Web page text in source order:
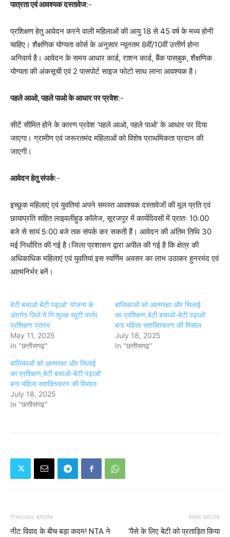
पात्रता एवं आवश्यक दस्तावेज:-
प्रशिक्षण हेतु आवेदन करने वाली महिलाओं की आयु 18 से 45 वर्ष के मध्य होनी
चाहिए। शैक्षणिक योग्यता कोर्स के अनुसार न्यूनतम 8वीं/10वीं उत्तीर्ण होना
अनिवार्य है। आवेदन के समय आधार कार्ड, राशन कार्ड, बैंक पासबुक, शैक्षणिक
योग्यता की अंकसूची एवं 2 पासपोर्ट साइज फोटो साथ लाना आवश्यक है।
पहले आओ, पहले पाओ के आधार पर प्रवेश:-
सीटें सीमित होने के कारण प्रवेश ‘पहले आओ, पहले पाओ‘ के आधार पर दिया
जाएगा। ग्रामीण एवं जरूरतमंद महिलाओं को विशेष प्राथमिकता प्रदान की
जाएगी।
आवेदन हेतु संपर्क:-
इच्छुक महिलाएं एवं युवतियां अपने समस्त आवश्यक दस्तावेजों की मूल प्रति एवं
छायाप्रति सहित लाइवलीहुड कॉलेज, सूरजपुर में कार्यदिवसों में प्रातः 10ः00
बजे से सायं 5ः00 बजे तक संपर्क कर सकती हैं। आवेदन की अंतिम तिथि 30
मई निर्धारित की गई है।जिला प्रशासन द्वारा अपील की गई है कि क्षेत्र की
अधिकाधिक महिलाएं एवं युवतियां इस स्वर्णिम अवसर का लाभ उठाकर हुनरमंद एवं
आत्मनिर्भर बनें।
बेटी बचाओ बेटी पढ़ाओ’ योजना के
अंतर्गत जिले में निःशुल्क ब्यूटी पार्लर
प्रशिक्षण प्रारंभ
May 11, 2025
In "छत्तीसगढ़"
बालिकाओं को आत्मरक्षा और सिलाई
का प्रशिक्षण,बेटी बचाओ-बेटी पढ़ाओ’
बना महिला सशक्तिकरण की मिसाल
July 18, 2025
In "छत्तीसगढ़"
बालिकाओं को आत्मरक्षा और सिलाई
का प्रशिक्षण,बेटी बचाओ-बेटी पढ़ाओ’
बना महिला सशक्तिकरण की मिसाल
July 18, 2025
In "छत्तीसगढ़"
Previous article
नीट विवाद के बीच बड़ा कदम! NTA ने
Next article
‘पैसे के लिए बेटी को प्रताड़ित किया